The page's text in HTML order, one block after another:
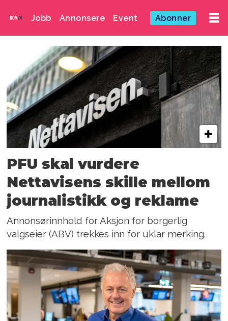
Jobb Annonsere Event Abonner
Emne:
pressens
faglige
utvalg
PFU skal vurdere
Nettavisens skille mellom
journalistikk og reklame
Annonsørinnhold for Aksjon for borgerlig
valgseier (ABV) trekkes inn for uklar merking.